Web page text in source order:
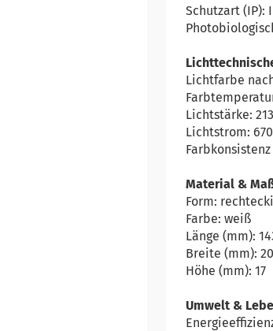
Schutzart (IP):
Lichtfarbe
Lichtstärke:
Lichtstrom:
Material &
Form:
Farbe: weiß
Länge (mm):
Breite (mm): 20
Höhe (mm): 17
Umwelt &